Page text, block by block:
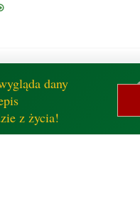
dany
z życia!